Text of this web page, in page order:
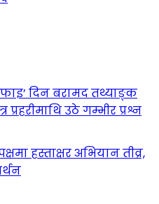
दिन बरामद तथ्याङ्क
उठे गम्भीर प्रश्न
हस्ताक्षर अभियान तीव्र,